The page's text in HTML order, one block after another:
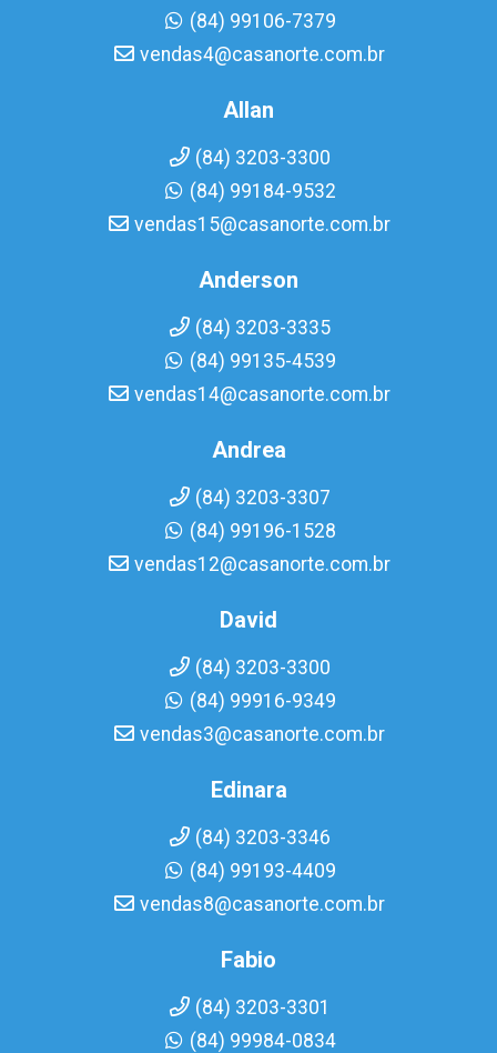
(84) 99106-7379
vendas4@casanorte.com.br
Allan
(84) 3203-3300
(84) 99184-9532
vendas15@casanorte.com.br
Anderson
(84) 3203-3335
(84) 99135-4539
vendas14@casanorte.com.br
Andrea
(84) 3203-3307
(84) 99196-1528
vendas12@casanorte.com.br
David
(84) 3203-3300
(84) 99916-9349
vendas3@casanorte.com.br
Edinara
(84) 3203-3346
(84) 99193-4409
vendas8@casanorte.com.br
Fabio
(84) 3203-3301
(84) 99984-0834